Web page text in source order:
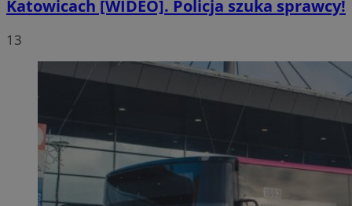
Katowicach [WIDEO]. Policja szuka sprawcy!
13